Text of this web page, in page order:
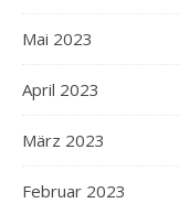
Mai 2023
April 2023
März 2023
Februar 2023